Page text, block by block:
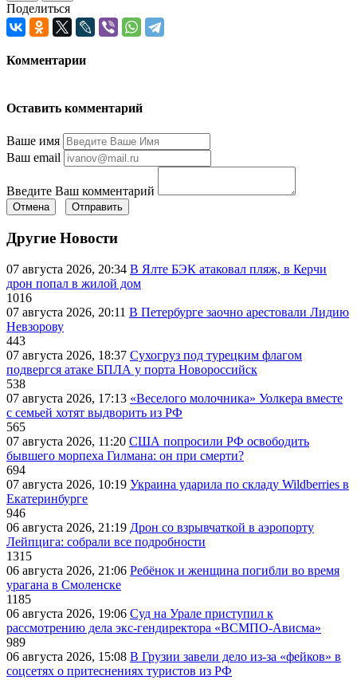
Поделиться
Комментарии
Оставить комментарий
Ваше имя
Ваш email
Введите Ваш комментарий
Отмена Отправить
Другие Новости
07 августа 2026, 20:34 В Ялте БЭК атаковал пляж, в Керчи
дрон попал в жилой дом
1016
07 августа 2026, 20:11 В Петербурге заочно арестовали Лидию
Невзорову
443
07 августа 2026, 18:37 Сухогруз под турецким флагом
подвергся атаке БПЛА у порта Новороссийск
538
07 августа 2026, 17:13 «Веселого молочника» Уолкера вместе
с семьей хотят выдворить из РФ
565
07 августа 2026, 11:20 США попросили РФ освободить
бывшего морпеха Гилмана: он при смерти?
694
07 августа 2026, 10:19 Украина ударила по складу Wildberries в
Екатеринбурге
946
06 августа 2026, 21:19 Дрон со взрывчаткой в аэропорту
Лейпцига: собрали все подробности
1315
06 августа 2026, 21:06 Ребёнок и женщина погибли во время
урагана в Смоленске
1185
06 августа 2026, 19:06 Суд на Урале приступил к
рассмотрению дела экс-гендиректора «ВСМПО-Ависма»
989
06 августа 2026, 15:08 В Грузии завели дело из-за «фейков» в
соцсетях о притеснениях туристов из РФ